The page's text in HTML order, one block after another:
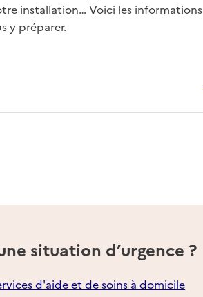
installation… Voici les informations
y préparer.
situation d’urgence ?
d'aide et de soins à domicile